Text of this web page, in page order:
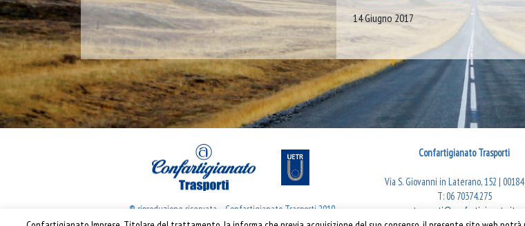
14 Giugno 2017
® riproduzione riservata – Confartigianato Trasporti 2019
Confartigianato Trasporti
Via S. Giovanni in Laterano, 152 | 00184
T: 06 70374.275
trasporti@confartigianato.it